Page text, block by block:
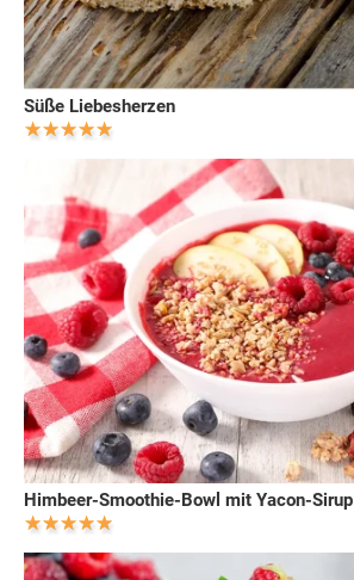
Süße Liebesherzen
Himbeer-Smoothie-Bowl mit Yacon-Sirup